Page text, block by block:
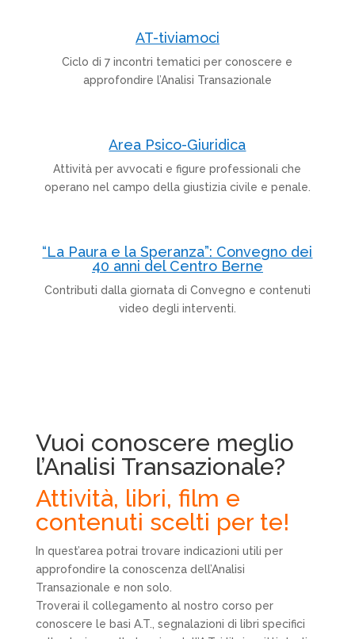
AT-tiviamoci
Ciclo di 7 incontri tematici per conoscere e
approfondire l’Analisi Transazionale
Area Psico-Giuridica
Attività per avvocati e figure professionali che
operano nel campo della giustizia civile e penale.
“La Paura e la Speranza”: Convegno dei
40 anni del Centro Berne
Contributi dalla giornata di Convegno e contenuti
video degli interventi.
Vuoi conoscere meglio
l’Analisi Transazionale?
Attività, libri, film e
contenuti scelti per te!
In quest’area potrai trovare indicazioni utili per
approfondire la conoscenza dell’Analisi
Transazionale e non solo.
Troverai il collegamento al nostro corso per
conoscere le basi A.T., segnalazioni di libri specifici